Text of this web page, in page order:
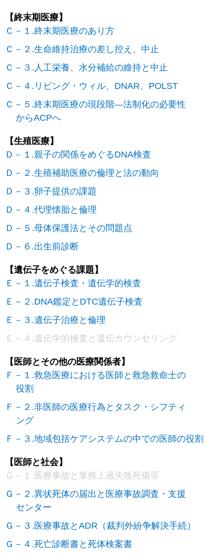
【終末期医療】
Ｃ－１.終末期医療のあり方
Ｃ－２.生命維持治療の差し控え、中止
Ｃ－３.人工栄養、水分補給の維持と中止
Ｃ－４.リビング・ウィル、DNAR、POLST
Ｃ－５.終末期医療の現段階―法制化の必要性
からACPへ
【生殖医療】
Ｄ－１.親子の関係をめぐるDNA検査
Ｄ－２.生殖補助医療の倫理と法の動向
Ｄ－３.卵子提供の課題
Ｄ－４.代理懐胎と倫理
Ｄ－５.母体保護法とその問題点
Ｄ－６.出生前診断
【遺伝子をめぐる課題】
Ｅ－１.遺伝子検査・遺伝学的検査
Ｅ－２.DNA鑑定とDTC遺伝子検査
Ｅ－３.遺伝子治療と倫理
Ｅ－４.遺伝学的検査と遺伝カウンセリング
【医師とその他の医療関係者】
Ｆ－１.救急医療における医師と救急救命士の
役割
Ｆ－２.非医師の医療行為とタスク・シフティ
ング
Ｆ－３.地域包括ケアシステムの中での医師の役割
【医師と社会】
Ｇ－１.医療事故と業務上過失致死傷罪
Ｇ－２.異状死体の届出と医療事故調査・支援
センター
Ｇ－３.医療事故とADR（裁判外紛争解決手続）
Ｇ－４.死亡診断書と死体検案書